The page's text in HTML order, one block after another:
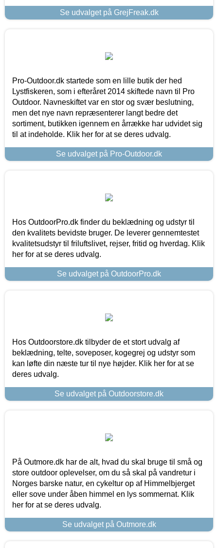
Se udvalget på GrejFreak.dk
Pro-Outdoor.dk startede som en lille butik der hed
Lystfiskeren, som i efteråret 2014 skiftede navn til Pro
Outdoor. Navneskiftet var en stor og svær beslutning,
men det nye navn repræsenterer langt bedre det
sortiment, butikken igennem en årrække har udvidet sig
til at indeholde. Klik her for at se deres udvalg.
Se udvalget på Pro-Outdoor.dk
Hos OutdoorPro.dk finder du beklædning og udstyr til
den kvalitets bevidste bruger. De leverer gennemtestet
kvalitetsudstyr til friluftslivet, rejser, fritid og hverdag. Klik
her for at se deres udvalg.
Se udvalget på OutdoorPro.dk
Hos Outdoorstore.dk tilbyder de et stort udvalg af
beklædning, telte, soveposer, kogegrej og udstyr som
kan løfte din næste tur til nye højder. Klik her for at se
deres udvalg.
Se udvalget på Outdoorstore.dk
På Outmore.dk har de alt, hvad du skal bruge til små og
store outdoor oplevelser, om du så skal på vandretur i
Norges barske natur, en cykeltur op af Himmelbjerget
eller sove under åben himmel en lys sommernat. Klik
her for at se deres udvalg.
Se udvalget på Outmore.dk